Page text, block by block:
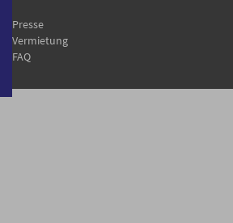
Presse
Vermietung
FAQ